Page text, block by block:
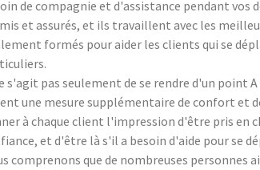
de compagnie et d'assistance pendant
et assurés, et ils travaillent avec les
formés pour aider les clients qui se
s'agit pas seulement de se rendre d'un point
une mesure supplémentaire de confort et
à chaque client l'impression d'être pris en
et d'être là s'il a besoin d'aide pour se
comprenons que de nombreuses personnes